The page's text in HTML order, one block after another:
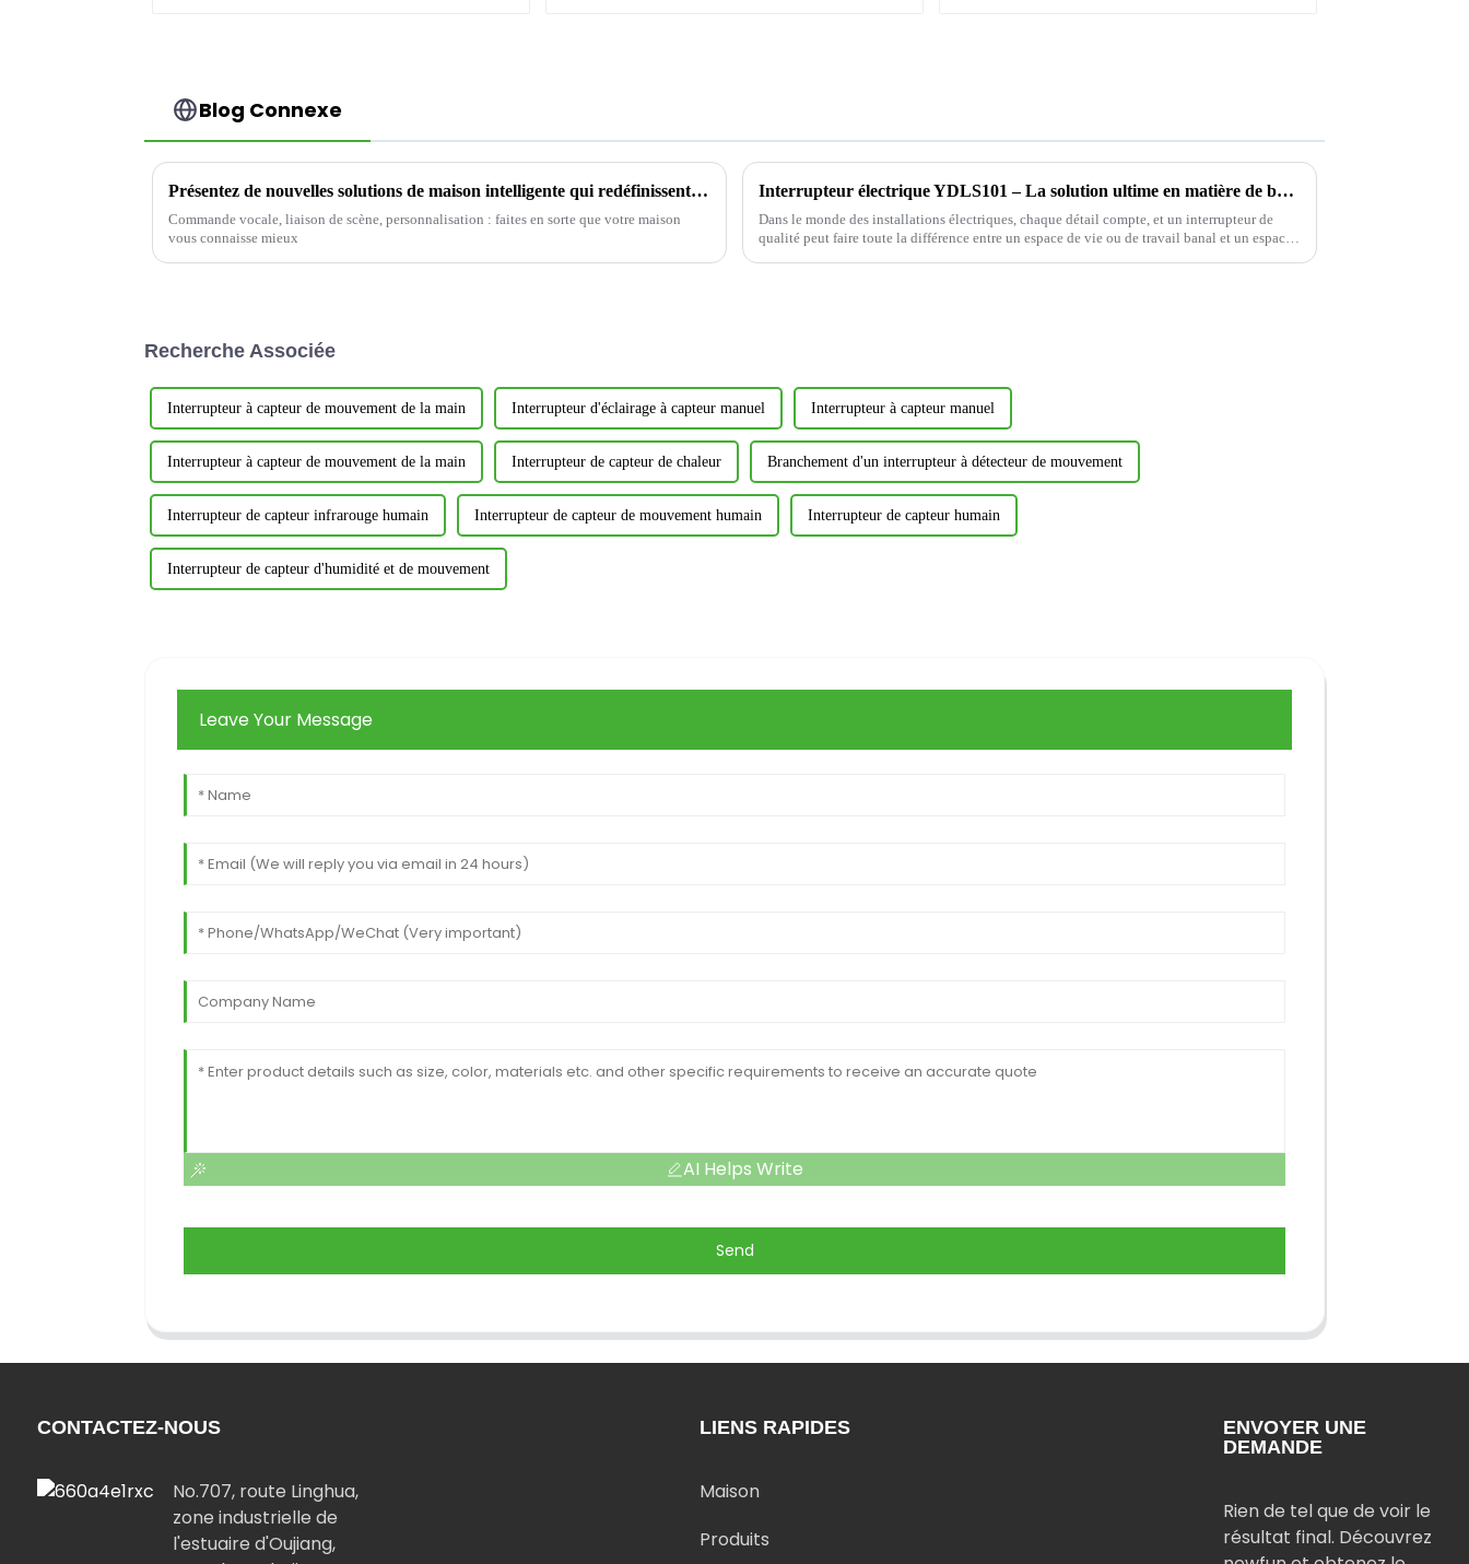
Blog Connexe
Présentez de nouvelles solutions de maison intelligente qui redéfinissent le confort de vie
Commande vocale, liaison de scène, personnalisation : faites en sorte que votre maison
vous connaisse mieux
Interrupteur électrique YDLS101 – La solution ultime en matière de bascule décorative !
Dans le monde des installations électriques, chaque détail compte, et un interrupteur de
qualité peut faire toute la différence entre un espace de vie ou de travail banal et un espace
Recherche Associée
Interrupteur à capteur de mouvement de la main Interrupteur d'éclairage à capteur manuel Interrupteur à capteur manuel
Interrupteur à capteur de mouvement de la main Interrupteur de capteur de chaleur Branchement d'un interrupteur à détecteur de mouvement
Interrupteur de capteur infrarouge humain Interrupteur de capteur de mouvement humain Interrupteur de capteur humain
Interrupteur de capteur d'humidité et de mouvement
Leave Your Message
AI Helps Write
Send
CONTACTEZ-NOUS
No.707, route Linghua,
zone industrielle de
l'estuaire d'Oujiang,
LIENS RAPIDES
Maison
Produits
ENVOYER UNE
DEMANDE
Rien de tel que de voir le
résultat final. Découvrez